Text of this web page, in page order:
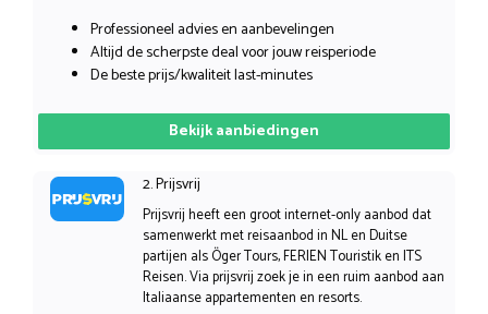
Professioneel advies en aanbevelingen
Altijd de scherpste deal voor jouw reisperiode
De beste prijs/kwaliteit last-minutes
Bekijk aanbiedingen
2. Prijsvrij
Prijsvrij heeft een groot internet-only aanbod dat
samenwerkt met reisaanbod in NL en Duitse
partijen als Öger Tours, FERIEN Touristik en ITS
Reisen. Via prijsvrij zoek je in een ruim aanbod aan
Italiaanse appartementen en resorts.